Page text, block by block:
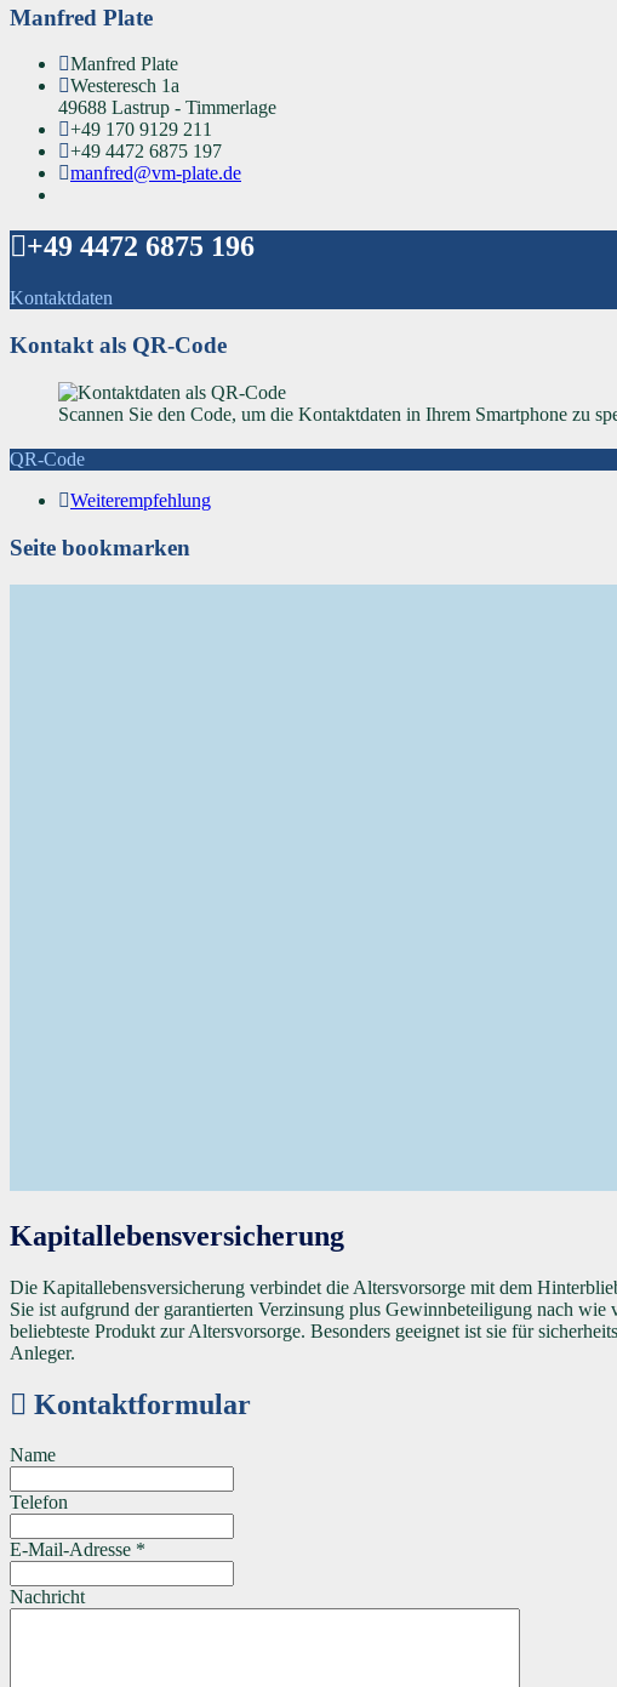
Manfred Plate
Manfred Plate
Westeresch 1a
49688 Lastrup - Timmerlage
+49 170 9129 211
+49 4472 6875 197
manfred@vm-plate.de
+49 4472 6875 196
Kontaktdaten
Kontakt als QR-Code
Scannen Sie den Code, um die Kontaktdaten in Ihrem Smartphone zu
QR-Code
Weiterempfehlung
Seite bookmarken
Kapitallebensversicherung
Die Kapitallebensversicherung verbindet die Altersvorsorge mit dem
Sie ist aufgrund der garantierten Verzinsung plus Gewinnbeteiligung nach wie
beliebteste Produkt zur Altersvorsorge. Besonders geeignet ist sie für
Anleger.
Kontaktformular
Name
Telefon
E-Mail-Adresse *
Nachricht